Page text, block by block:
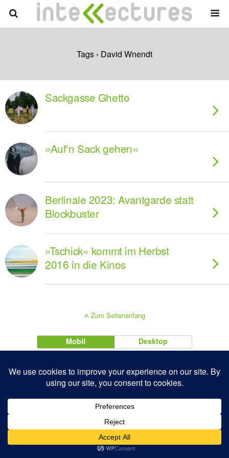
Tags › David Wnendt
Sackgasse Ghetto
»Auf‘n Sack gehen«
Berlinale 2023: Avantgarde statt
Blockbuster
»Tschick« kommt im Herbst
2016 in die Kinos
Zum Seitenanfang
Mobil Desktop